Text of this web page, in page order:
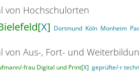
von Hochschulorten
X] Dortmund Köln Monheim
von Aus-, Fort- und
frau Digital und Print[X] geprüfte/-r